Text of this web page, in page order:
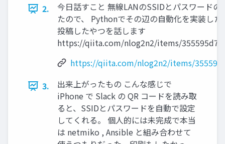
2.
今日話すこと 無線LANのSSIDとパスワードの
たので、 Pythonでその辺の自動化を実装し
投稿したやつを話します
https://qiita.com/nlog2n2/items/
https://qiita.com/nlog2n2/items/
3.
出来上がったもの こんな感じで
iPhone で Slack の QR コードを読み取
ると、SSIDとパスワードを自動で設定
してくれる。 個人的には未完成で本当
は netmiko , Ansible と組み合わせて